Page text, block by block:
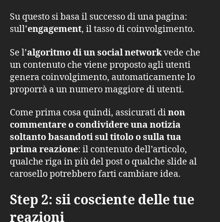
Su questo si basa il successo di una pagina:
sull’engagement, il tasso di coinvolgimento.
Se l’algoritmo di un social networkvede che
un contenuto che viene proposto agli utenti
genera coinvolgimento, automaticamente lo
proporrà a un numero maggiore di utenti.
Come prima cosa quindi, assicurati dinon
commentare o condividere una notizia
soltanto basandoti sul titolo o sulla tua
prima reazione: il contenuto dell’articolo,
qualche riga in più del post o qualche slide al
carosello potrebbero farti cambiare idea.
Step 2: sii cosciente delle tue
reazioni